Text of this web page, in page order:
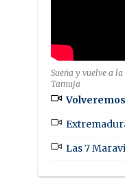
Sueña y vuelve a
Tamuja
Las 7